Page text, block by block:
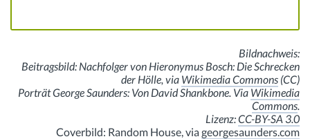
Bildnachweis:
Beitragsbild: Nachfolger von Hieronymus Bosch: Die Schrecken
der Hölle, via Wikimedia Commons (CC)
Porträt George Saunders: Von David Shankbone. Via Wikimedia
Commons
Lizenz:CC-BY-SA 3.0
Coverbild: Random House, viageorgesaunders.com